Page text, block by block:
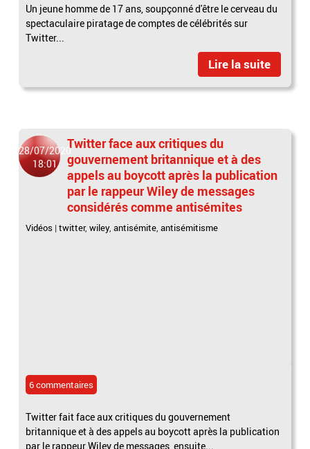
Un jeune homme de 17 ans, soupçonné d'être le cerveau du
spectaculaire piratage de comptes de célébrités sur
Twitter...
Lire la suite
28/07/2020
18:01
Twitter face aux critiques du
gouvernement britannique et à des
appels au boycott après la publication
par le rappeur Wiley de messages
considérés comme antisémites
Vidéos |twitter,wiley,antisémite,antisémitisme
6 commentaires
Twitter fait face aux critiques du gouvernement
britannique et à des appels au boycott après la publication
par le rappeur Wiley de messages, ensuite...